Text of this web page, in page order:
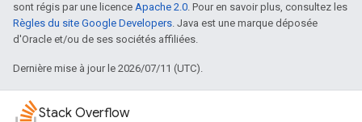
sont régis par une licence Apache 2.0. Pour en savoir plus, consultez les
Règles du site Google Developers. Java est une marque déposée
d'Oracle et/ou de ses sociétés affiliées.
Dernière mise à jour le 2026/07/11 (UTC).
Stack Overflow